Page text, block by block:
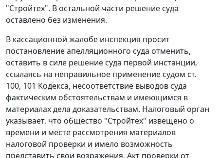
"Стройтех". В остальной части решение суда
оставлено без изменения.
В кассационной жалобе инспекция просит
постановление апелляционного суда отменить,
оставить в силе решение суда первой инстанции,
ссылаясь на неправильное применение судом ст.
100, 101 Кодекса, несоответствие выводов суда
фактическим обстоятельствам и имеющимся в
материалах дела доказательствам. Налоговый орган
указывает, что общество "Стройтех" извещено о
времени и месте рассмотрения материалов
налоговой проверки и имело возможность
представить свои возражения. Акт проверки от